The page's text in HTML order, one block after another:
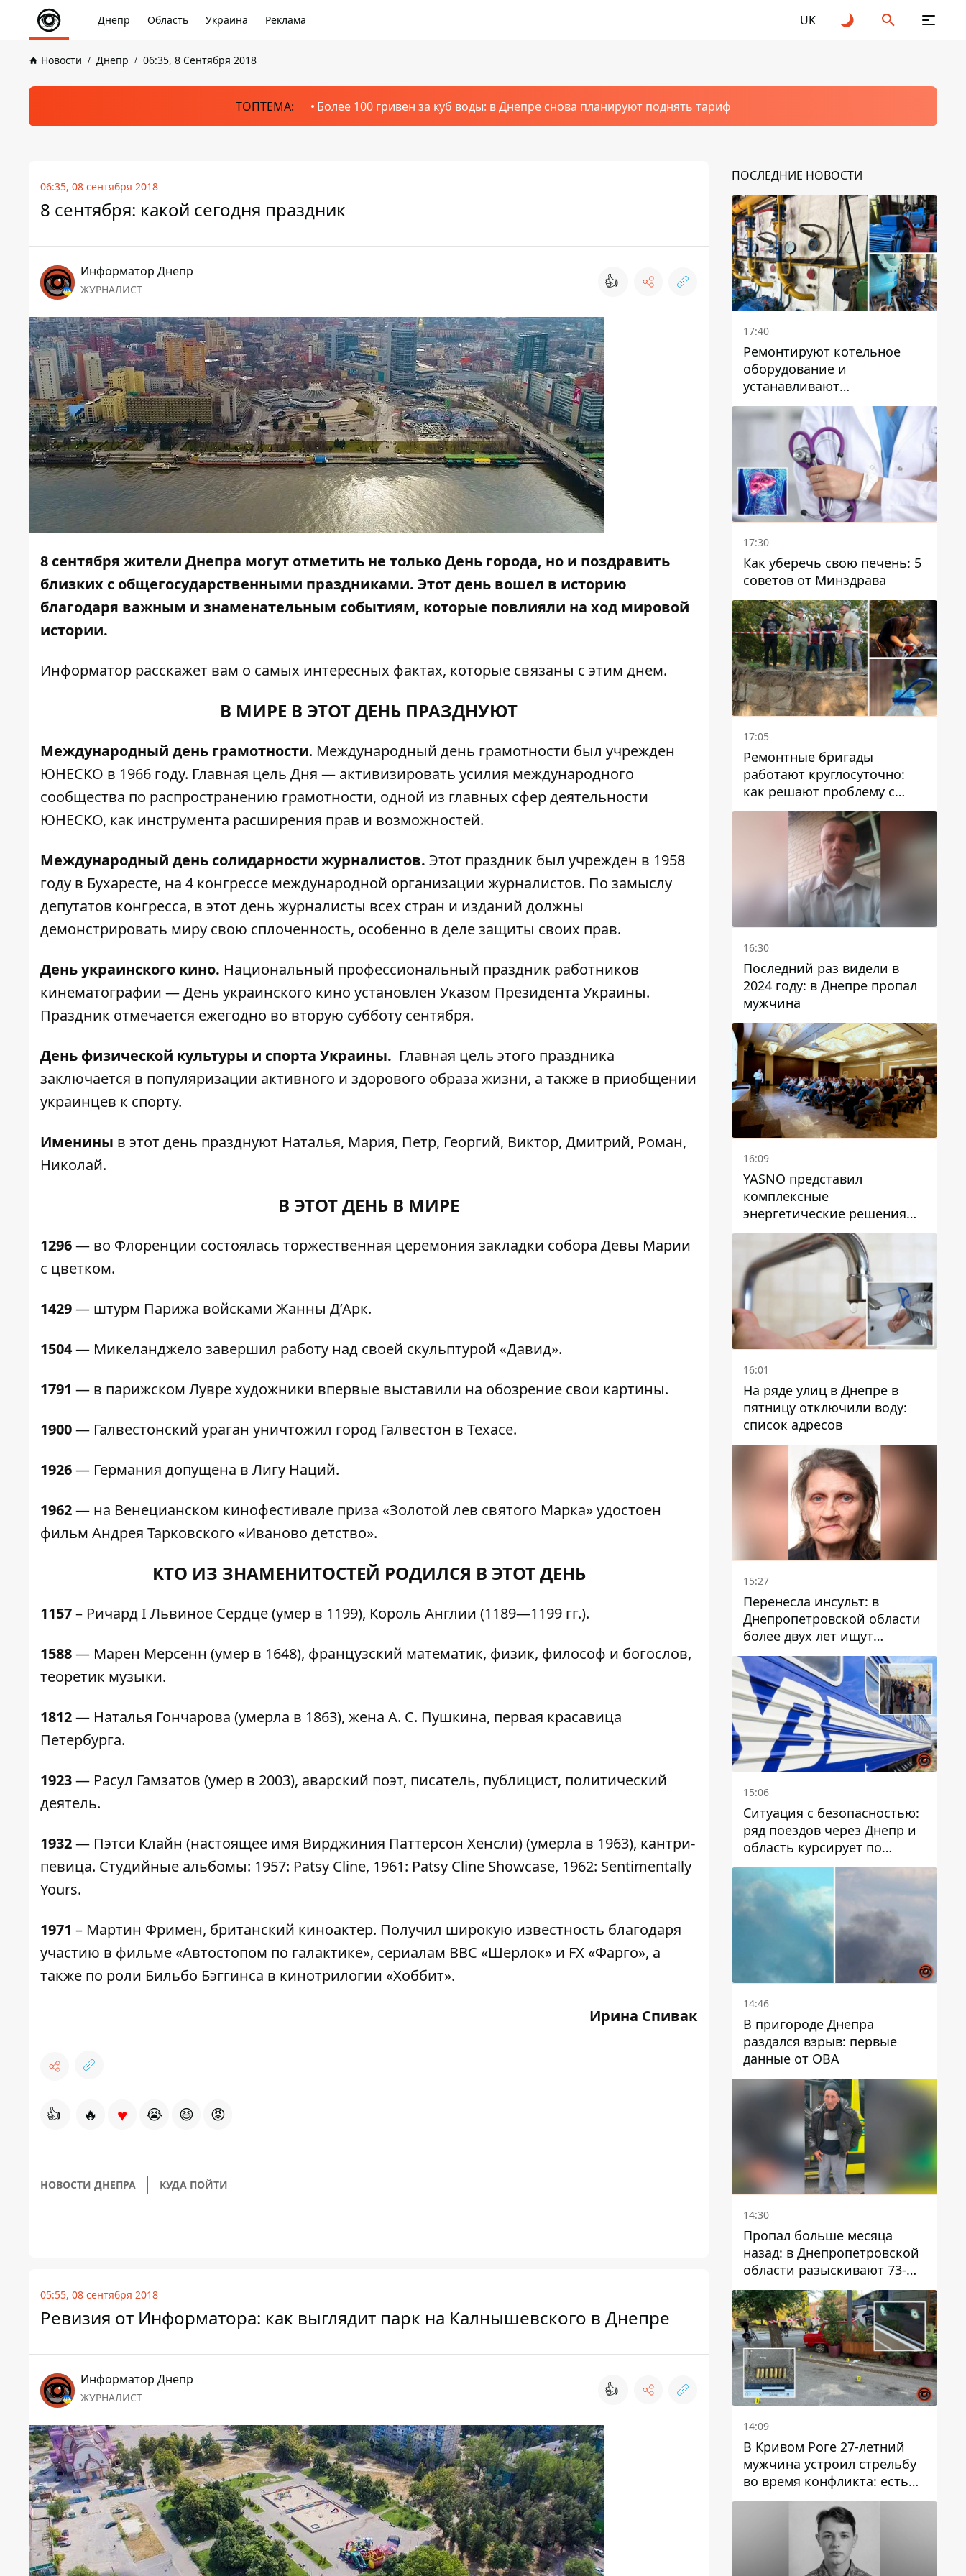
Днепр Область Украина Реклама UK
Новости Днепр 06:35, 8 Сентября 2018
ТОПТЕМА: Более 100 гривен за куб воды: в Днепре снова планируют поднять тариф
06:35, 08 сентября 2018
8 сентября: какой сегодня праздник
Информатор Днепр
ЖУРНАЛИСТ 👍
8 сентября жители Днепра могут отметить не только День города, но и поздравить
близких с общегосударственными праздниками. Этот день вошел в историю
благодаря важным и знаменательным событиям, которые повлияли на ход мировой
истории.
Информатор расскажет вам о самых интересных фактах, которые связаны с этим днем.
В МИРЕ В ЭТОТ ДЕНЬ ПРАЗДНУЮТ
Международный день грамотности. Международный день грамотности был учрежден
ЮНЕСКО в 1966 году. Главная цель Дня — активизировать усилия международного
сообщества по распространению грамотности, одной из главных сфер деятельности
ЮНЕСКО, как инструмента расширения прав и возможностей.
Международный день солидарности журналистов. Этот праздник был учрежден в 1958
году в Бухаресте, на 4 конгрессе международной организации журналистов. По замыслу
депутатов конгресса, в этот день журналисты всех стран и изданий должны
демонстрировать миру свою сплоченность, особенно в деле защиты своих прав.
День украинского кино. Национальный профессиональный праздник работников
кинематографии — День украинского кино установлен Указом Президента Украины.
Праздник отмечается ежегодно во вторую субботу сентября.
День физической культуры и спорта Украины. Главная цель этого праздника
заключается в популяризации активного и здорового образа жизни, а также в приобщении
украинцев к спорту.
Именины в этот день празднуют Наталья, Мария, Петр, Георгий, Виктор, Дмитрий, Роман,
Николай.
В ЭТОТ ДЕНЬ В МИРЕ
1296— во Флоренции состоялась торжественная церемония закладки собора Девы Марии
с цветком.
1429— штурм Парижа войсками Жанны Д’Арк.
1504— Микеланджело завершил работу над своей скульптурой «Давид».
1791 — в парижском Лувре художники впервые выставили на обозрение свои картины.
1900— Галвестонский ураган уничтожил город Галвестон в Техасе.
1926— Германия допущена в Лигу Наций.
1962— на Венецианском кинофестивале приза «Золотой лев святого Марка» удостоен
фильм Андрея Тарковского «Иваново детство».
КТО ИЗ ЗНАМЕНИТОСТЕЙ РОДИЛСЯ В ЭТОТ ДЕНЬ
1157– Ричард I Львиное Сердце (умер в 1199), Король Англии (1189—1199 гг.).
1588— Марен Мерсенн (умер в 1648), французский математик, физик, философ и богослов,
теоретик музыки.
1812— Наталья Гончарова (умерла в 1863), жена А. С. Пушкина, первая красавица
Петербурга.
1923— Расул Гамзатов (умер в 2003), аварский поэт, писатель, публицист, политический
деятель.
1932— Пэтси Клайн (настоящее имя Вирджиния Паттерсон Хенсли) (умерла в 1963), кантри-
певица. Студийные альбомы: 1957: Patsy Cline, 1961: Patsy Cline Showcase, 1962: Sentimentally
Yours.
1971 – Мартин Фримен, британский киноактер. Получил широкую известность благодаря
участию в фильме «Автостопом по галактике», сериалам BBC «Шерлок» и FX «Фарго», а
также по роли Бильбо Бэггинса в кинотрилогии «Хоббит».
Ирина Спивак
👍 🔥 ♥ 😭 😆 😡
НОВОСТИ ДНЕПРА КУДА ПОЙТИ
05:55, 08 сентября 2018
Ревизия от Информатора: как выглядит парк на Калнышевского в Днепре
Информатор Днепр
ЖУРНАЛИСТ 👍
ПОСЛЕДНИЕ НОВОСТИ
17:40
Ремонтируют котельное
оборудование и
устанавливают
генераторные установки:
как в Днепре готовятся к
отопительному сезону
17:30
Как уберечь свою печень: 5
советов от Минздрава
17:05
Ремонтные бригады
работают круглосуточно:
как решают проблему с
водой в Марганецкой
громаде
16:30
Последний раз видели в
2024 году: в Днепре пропал
мужчина
16:09
YASNO представил
комплексные
энергетические решения
для бизнеса в Днепре
16:01
На ряде улиц в Днепре в
пятницу отключили воду:
список адресов
15:27
Перенесла инсульт: в
Днепропетровской области
более двух лет ищут
пропавшую женщину
15:06
Ситуация с безопасностью:
ряд поездов через Днепр и
область курсирует по
измененному маршруту, а
часть пути заменили
автобусами и электричками
14:46
В пригороде Днепра
раздался взрыв: первые
данные от ОВА
14:30
Пропал больше месяца
назад: в Днепропетровской
области разыскивают 73-
летнего мужчину
14:09
В Кривом Роге 27-летний
мужчина устроил стрельбу
во время конфликта: есть
раненый